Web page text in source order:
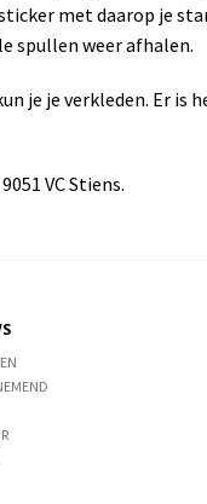
met daarop je
spullen weer afhalen.
je je verkleden. Er is
VC Stiens.